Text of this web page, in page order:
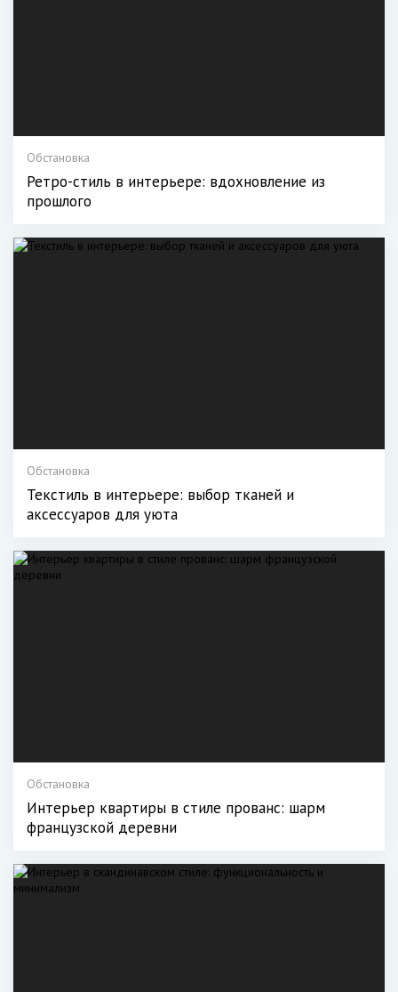
Обстановка
Ретро-стиль в интерьере: вдохновление из
прошлого
Обстановка
Текстиль в интерьере: выбор тканей и
аксессуаров для уюта
Обстановка
Интерьер квартиры в стиле прованс: шарм
французской деревни